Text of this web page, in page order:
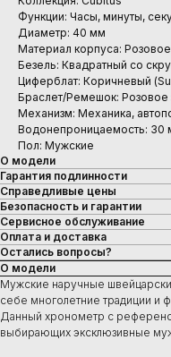
Функции: Часы, минуты,
Диаметр: 40 мм
Материал корпуса: Розовое
Безель: Квадратный со
Циферблат: Коричневый
Браслет/Ремешок: Розовое
Механизм: Механика,
Водонепроницаемость: 30
Пол: Мужские
О модели
Гарантия подлинности
Справедливые цены
Безопасность и гарантии
Сервисное обслуживание
Оплата и доставка
Остались вопросы?
О модели
Мужские наручные
себе многолетние традиции и
Данный хронометр с
выбирающих эксклюзивные